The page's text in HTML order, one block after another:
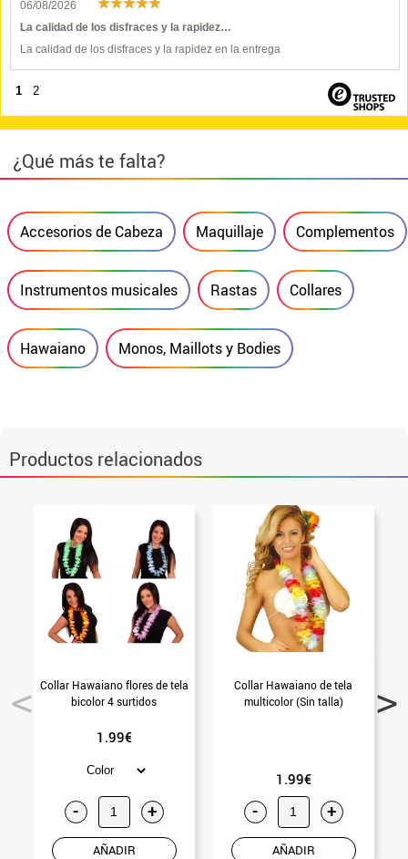
06/08/2026
La calidad de los disfraces y la rapidez…
La calidad de los disfraces y la rapidez en la entrega
1 2
¿Qué más te falta?
Accesorios de Cabeza Maquillaje Complementos
Instrumentos musicales Rastas Collares
Hawaiano Monos, Maillots y Bodies
Productos relacionados
Collar Hawaiano flores de tela
bicolor 4 surtidos
1.99€
- +
AÑADIR
Collar Hawaiano de tela
multicolor (Sin talla)
1.99€
- +
AÑADIR